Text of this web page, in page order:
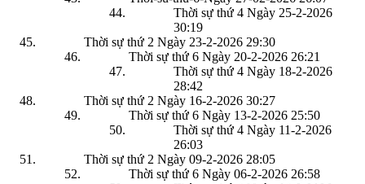
Thời sự thứ 4 Ngày 25-2-2026
30:19
Thời sự thứ 2 Ngày 23-2-2026 29:30
Thời sự thứ 6 Ngày 20-2-2026 26:21
Thời sự thứ 4 Ngày 18-2-2026
28:42
Thời sự thứ 2 Ngày 16-2-2026 30:27
Thời sự thứ 6 Ngày 13-2-2026 25:50
Thời sự thứ 4 Ngày 11-2-2026
26:03
Thời sự thứ 2 Ngày 09-2-2026 28:05
Thời sự thứ 6 Ngày 06-2-2026 26:58